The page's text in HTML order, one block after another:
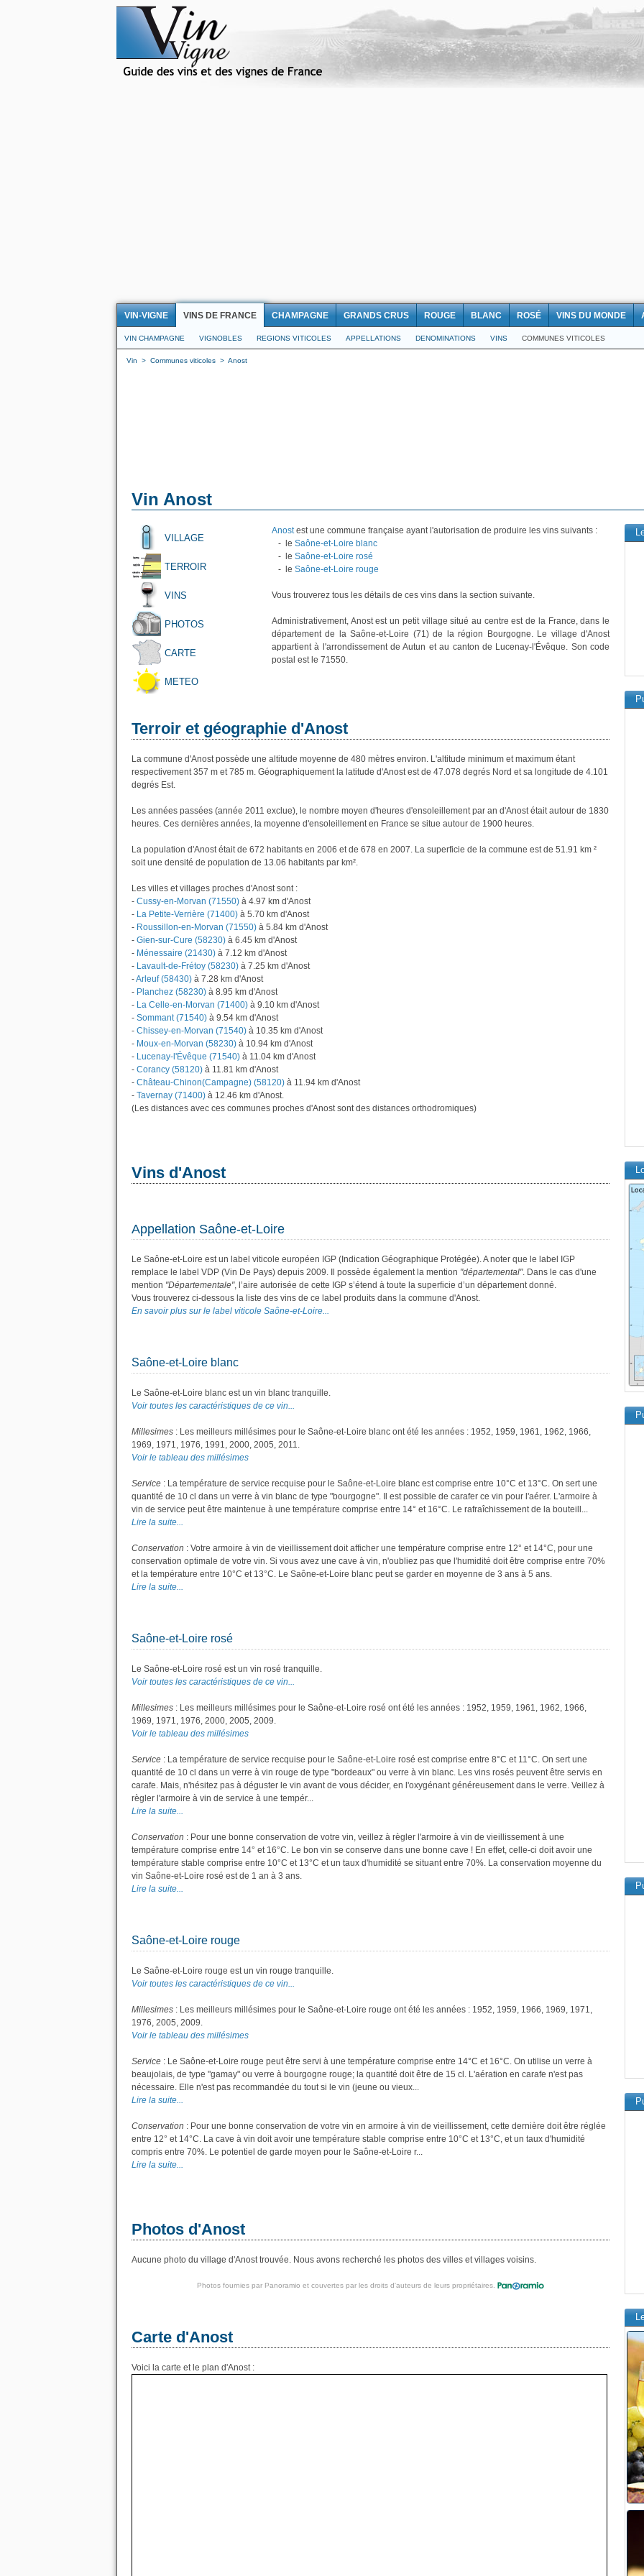
VIN-VIGNE VINS DE FRANCE CHAMPAGNE GRANDS CRUS ROUGE BLANC ROSÉ VINS DU MONDE
VIN CHAMPAGNE VIGNOBLES REGIONS VITICOLES APPELLATIONS DENOMINATIONS VINS COMMUNES VITICOLES
Vin > Communes viticoles > Anost
Vin Anost
VILLAGE
TERROIR
VINS
PHOTOS
CARTE
METEO
Anostest une commune française ayant l'autorisation de produire les vins suivants :
- le Saône-et-Loire blanc
- le Saône-et-Loire rosé
- le Saône-et-Loire rouge
Vous trouverez tous les détails de ces vins dans la section suivante.
Administrativement, Anost est un petit village situé au centre est de la France, dans le
département de la Saône-et-Loire (71) de la région Bourgogne. Le village d'Anost
appartient à l'arrondissement de Autun et au canton de Lucenay-l'Évêque. Son code
postal est le 71550.
Terroir et géographie d'Anost
La commune d'Anost possède une altitude moyenne de 480 mètres environ. L'altitude minimum et maximum étant
respectivement 357 m et 785 m. Géographiquement la latitude d'Anost est de 47.078 degrés Nord et sa longitude de 4.101
degrés Est.
Les années passées (année 2011 exclue), le nombre moyen d'heures d'ensoleillement par an d'Anost était autour de 1830
heures. Ces dernières années, la moyenne d'ensoleillement en France se situe autour de 1900 heures.
La population d'Anost était de 672 habitants en 2006 et de 678 en 2007. La superficie de la commune est de 51.91 km ²
soit une densité de population de 13.06 habitants par km².
Les villes et villages proches d'Anost sont :
- Cussy-en-Morvan (71550) à 4.97 km d'Anost
- La Petite-Verrière (71400) à 5.70 km d'Anost
- Roussillon-en-Morvan (71550) à 5.84 km d'Anost
- Gien-sur-Cure (58230) à 6.45 km d'Anost
- Ménessaire (21430) à 7.12 km d'Anost
- Lavault-de-Frétoy (58230) à 7.25 km d'Anost
-Arleuf (58430) à 7.28 km d'Anost
- Planchez (58230) à 8.95 km d'Anost
- La Celle-en-Morvan (71400) à 9.10 km d'Anost
- Sommant (71540) à 9.54 km d'Anost
- Chissey-en-Morvan (71540) à 10.35 km d'Anost
- Moux-en-Morvan (58230) à 10.94 km d'Anost
- Lucenay-l'Évêque (71540) à 11.04 km d'Anost
- Corancy (58120) à 11.81 km d'Anost
- Château-Chinon(Campagne) (58120) à 11.94 km d'Anost
- Tavernay (71400) à 12.46 km d'Anost.
(Les distances avec ces communes proches d'Anost sont des distances orthodromiques)
Vins d'Anost
Appellation Saône-et-Loire
Le Saône-et-Loire est un label viticole européen IGP (Indication Géographique Protégée). A noter que le label IGP
remplace le label VDP (Vin De Pays) depuis 2009. Il possède également la mention "départemental". Dans le cas d'une
mention "Départementale", l’aire autorisée de cette IGP s’étend à toute la superficie d’un département donné.
Vous trouverez ci-dessous la liste des vins de ce label produits dans la commune d'Anost.
En savoir plus sur le label viticole Saône-et-Loire...
Saône-et-Loire blanc
Le Saône-et-Loire blanc est un vin blanc tranquille.
Voir toutes les caractéristiques de ce vin...
Millesimes : Les meilleurs millésimes pour le Saône-et-Loire blanc ont été les années : 1952, 1959, 1961, 1962, 1966,
1969, 1971, 1976, 1991, 2000, 2005, 2011.
Voir le tableau des millésimes
Service : La température de service recquise pour le Saône-et-Loire blanc est comprise entre 10°C et 13°C. On sert une
quantité de 10 cl dans un verre à vin blanc de type "bourgogne". Il est possible de carafer ce vin pour l'aérer. L'armoire à
vin de service peut être maintenue à une température comprise entre 14° et 16°C. Le rafraîchissement de la bouteill...
Lire la suite...
Conservation : Votre armoire à vin de vieillissement doit afficher une température comprise entre 12° et 14°C, pour une
conservation optimale de votre vin. Si vous avez une cave à vin, n'oubliez pas que l'humidité doit être comprise entre 70%
et la température entre 10°C et 13°C. Le Saône-et-Loire blanc peut se garder en moyenne de 3 ans à 5 ans.
Lire la suite...
Saône-et-Loire rosé
Le Saône-et-Loire rosé est un vin rosé tranquille.
Voir toutes les caractéristiques de ce vin...
Millesimes : Les meilleurs millésimes pour le Saône-et-Loire rosé ont été les années : 1952, 1959, 1961, 1962, 1966,
1969, 1971, 1976, 2000, 2005, 2009.
Voir le tableau des millésimes
Service : La température de service recquise pour le Saône-et-Loire rosé est comprise entre 8°C et 11°C. On sert une
quantité de 10 cl dans un verre à vin rouge de type "bordeaux" ou verre à vin blanc. Les vins rosés peuvent être servis en
carafe. Mais, n'hésitez pas à déguster le vin avant de vous décider, en l'oxygénant généreusement dans le verre. Veillez à
règler l'armoire à vin de service à une tempér...
Lire la suite...
Conservation : Pour une bonne conservation de votre vin, veillez à règler l'armoire à vin de vieillissement à une
température comprise entre 14° et 16°C. Le bon vin se conserve dans une bonne cave ! En effet, celle-ci doit avoir une
température stable comprise entre 10°C et 13°C et un taux d'humidité se situant entre 70%. La conservation moyenne du
vin Saône-et-Loire rosé est de 1 an à 3 ans.
Lire la suite...
Saône-et-Loire rouge
Le Saône-et-Loire rouge est un vin rouge tranquille.
Voir toutes les caractéristiques de ce vin...
Millesimes : Les meilleurs millésimes pour le Saône-et-Loire rouge ont été les années : 1952, 1959, 1966, 1969, 1971,
1976, 2005, 2009.
Voir le tableau des millésimes
Service : Le Saône-et-Loire rouge peut être servi à une température comprise entre 14°C et 16°C. On utilise un verre à
beaujolais, de type "gamay" ou verre à bourgogne rouge; la quantité doit être de 15 cl. L'aération en carafe n'est pas
nécessaire. Elle n'est pas recommandée du tout si le vin (jeune ou vieux...
Lire la suite...
Conservation : Pour une bonne conservation de votre vin en armoire à vin de vieillissement, cette dernière doit être réglée
entre 12° et 14°C. La cave à vin doit avoir une température stable comprise entre 10°C et 13°C, et un taux d'humidité
compris entre 70%. Le potentiel de garde moyen pour le Saône-et-Loire r...
Lire la suite...
Photos d'Anost
Aucune photo du village d'Anost trouvée. Nous avons recherché les photos des villes et villages voisins.
Photos fournies par Panoramio et couvertes par les droits d'auteurs de leurs propriétaires.
Carte d'Anost
Voici la carte et le plan d'Anost :